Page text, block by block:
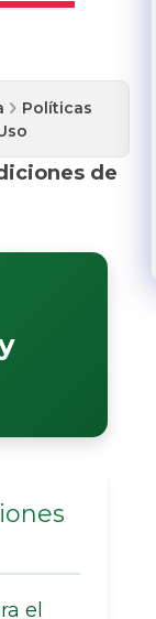
Políticas
de
el